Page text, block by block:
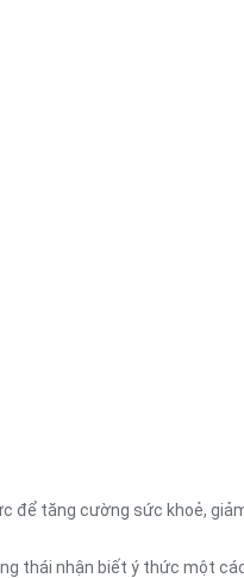
tăng cường sức khoẻ,
thái nhận biết ý thức một